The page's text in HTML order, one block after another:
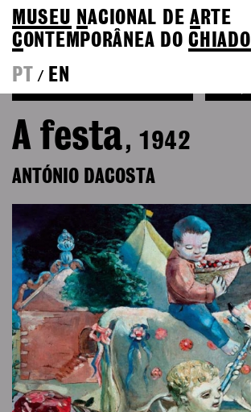
MUSEU NACIONAL DEA RTE
CONTEMPORÂNEA DOCHIADO
PT
/ EN
A festa, 1942
ANTÓNIO DACOSTA